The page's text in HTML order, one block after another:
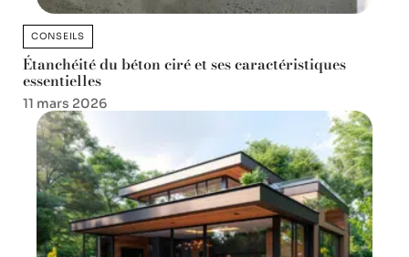
CONSEILS
Étanchéité du béton ciré et ses caractéristiques
essentielles
11 mars 2026